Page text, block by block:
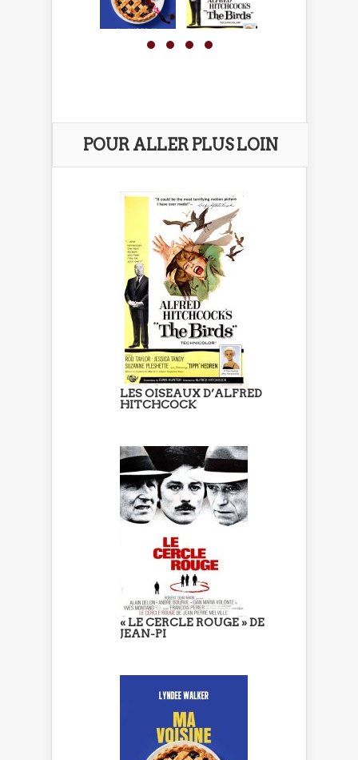
POUR ALLER PLUS LOIN
LES OISEAUX D’ALFRED
HITCHCOCK
« LE CERCLE ROUGE » DE
JEAN-PI